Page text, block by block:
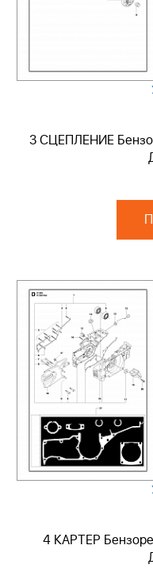
3 СЦЕПЛЕНИЕ
4 КАРТЕР